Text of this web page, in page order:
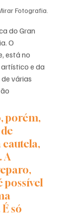
Fotografia.
do Gran
O
está no
e da
várias
porém,
A
possível
só